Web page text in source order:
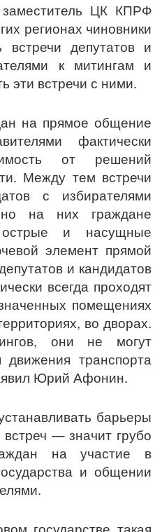
ЦК КПРФ
регионах чиновники
встречи депутатов и
к митингам и
эти встречи с ними.
на прямое общение
фактически
от решений
Между тем встречи
с избирателями
на них граждане
и насущные
элемент прямой
и кандидатов
всегда проходят
помещениях
во дворах.
они не могут
транспорта
Юрий Афонин.
барьеры
— значит грубо
на участие в
и общении